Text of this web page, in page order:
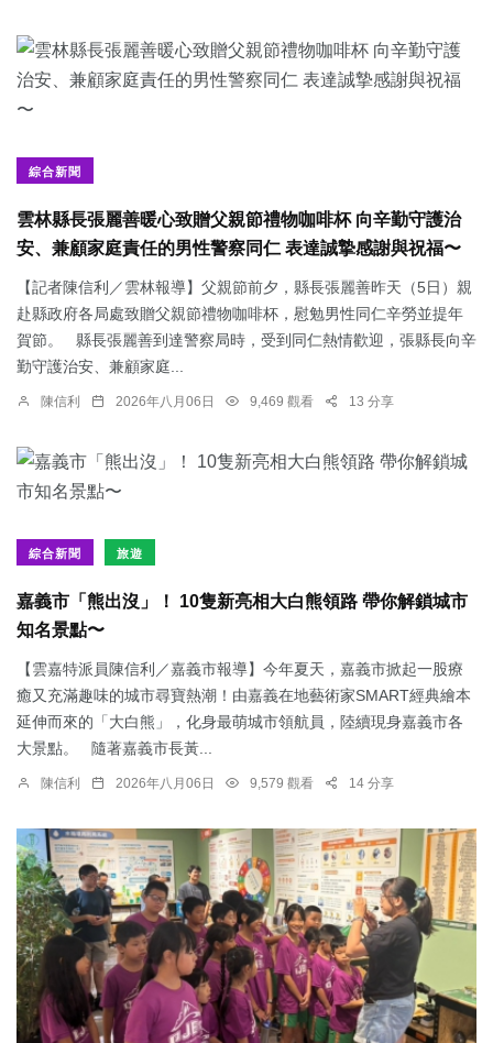
綜合新聞
雲林縣長張麗善暖心致贈父親節禮物咖啡杯 向辛勤守護治
安、兼顧家庭責任的男性警察同仁 表達誠摯感謝與祝福〜
【記者陳信利／雲林報導】父親節前夕，縣長張麗善昨天（5日）親
赴縣政府各局處致贈父親節禮物咖啡杯，慰勉男性同仁辛勞並提年
賀節。 縣長張麗善到達警察局時，受到同仁熱情歡迎，張縣長向辛
勤守護治安、兼顧家庭...
陳信利 2026年八月06日 9,469 觀看 13 分享
綜合新聞 旅遊
嘉義市「熊出沒」！ 10隻新亮相大白熊領路 帶你解鎖城市
知名景點〜
【雲嘉特派員陳信利／嘉義市報導】今年夏天，嘉義市掀起一股療
癒又充滿趣味的城市尋寶熱潮！由嘉義在地藝術家SMART經典繪本
延伸而來的「大白熊」，化身最萌城市領航員，陸續現身嘉義市各
大景點。 隨著嘉義市長黃...
陳信利 2026年八月06日 9,579 觀看 14 分享